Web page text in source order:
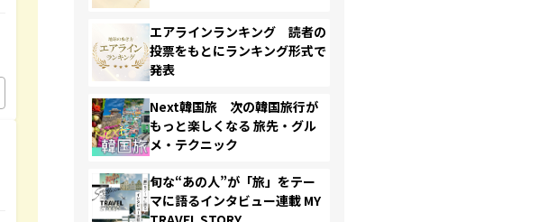
エアラインランキング 読者の
投票をもとにランキング形式で
発表
Next韓国旅 次の韓国旅行が
もっと楽しくなる 旅先・グル
メ・テクニック
旬な“あの人”が「旅」をテー
マに語るインタビュー連載 MY